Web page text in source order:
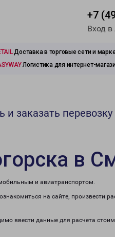
+7
Вход
Доставка в торговые сети и
Логистика для интернет-
и заказать перевозку
в
и авиатранспортом.
на сайте, произвести
ввести данные для расчета